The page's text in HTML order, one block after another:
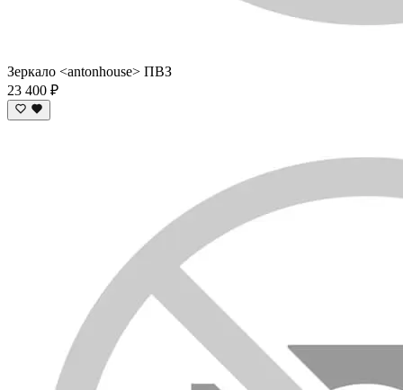
Зеркало <antonhouse> ПВЗ
23 400 ₽